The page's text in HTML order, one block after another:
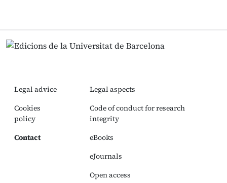
Legal advice
Cookies
policy
Contact
Legal aspects
Code of conduct for research
integrity
eBooks
eJournals
Open access